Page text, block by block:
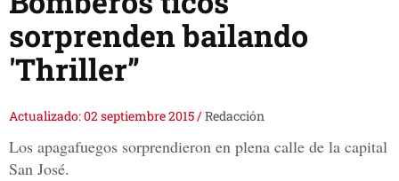
sorprenden bailando
'Thriller”
Actualizado: 02 septiembre 2015/Redacción
Los apagafuegos sorprendieron en plena calle de la capital
San José.